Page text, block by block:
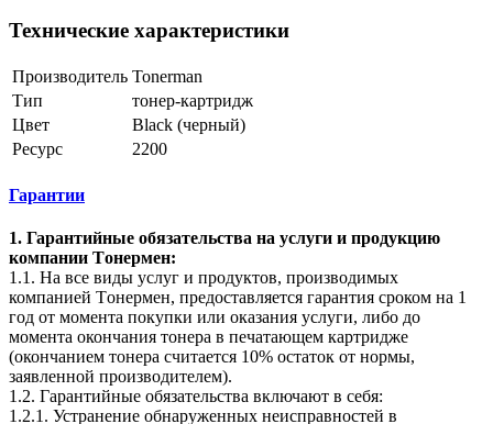
Технические характеристики
Производитель Tonerman
Тип
тонер-картридж
Цвет
Black (черный)
Ресурс
2200
Гарантии
1. Гарантийные обязательства на услуги и продукцию
компании Tонермен:
1.1. На все виды услуг и продуктов, производимых
компанией Tонермен, предоставляется гарантия сроком на 1
год от момента покупки или оказания услуги, либо до
момента окончания тонера в печатающем картридже
(окончанием тонера считается 10% остаток от нормы,
заявленной производителем).
1.2. Гарантийные обязательства включают в себя:
1.2.1. Устранение обнаруженных неисправностей в